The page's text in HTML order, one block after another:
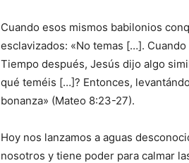
Cuando esos mismos babilonios
esclavizados: «No temas […].
Tiempo después, Jesús dijo algo
qué teméis […]? Entonces,
bonanza» (Mateo 8:23-27).
Hoy nos lanzamos a aguas
nosotros y tiene poder para calmar